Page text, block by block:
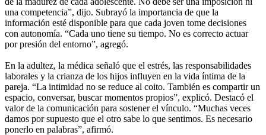
una competencia”, dijo. Subrayó la importancia de que la
información esté disponible para que cada joven tome decisiones
con autonomía. “Cada uno tiene su tiempo. No es correcto actuar
por presión del entorno”, agregó.
En la adultez, la médica señaló que el estrés, las responsabilidades
laborales y la crianza de los hijos influyen en la vida íntima de la
pareja. “La intimidad no se reduce al coito. También es compartir un
espacio, conversar, buscar momentos propios”, explicó. Destacó el
valor de la comunicación para sostener el vínculo. “Muchas veces
damos por supuesto que el otro sabe lo que sentimos. Es necesario
ponerlo en palabras”, afirmó.